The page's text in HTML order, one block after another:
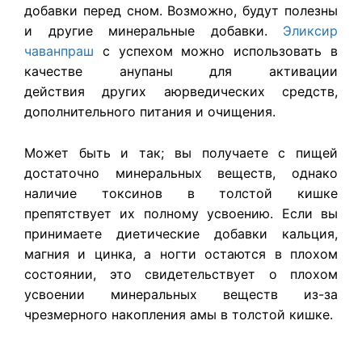
добавки перед сном. Возможно, будут полезны
и другие минеральные добавки. Эликсир
чаванпраш с успехом можно использовать в
качестве анупаны для активации
действия других аюрведических средств,
дополнительного питания и очищения.
Может быть и так; вы получаете с пищей
достаточно минеральных веществ, однако
наличие токсинов в толстой кишке
препятствует их полному усвоению. Если вы
принимаете диетические добавки кальция,
магния и цинка, а ногти остаются в плохом
состоянии, это свидетельствует о плохом
усвоении минеральных веществ из-за
чрезмерного накопления амы в толстой кишке.